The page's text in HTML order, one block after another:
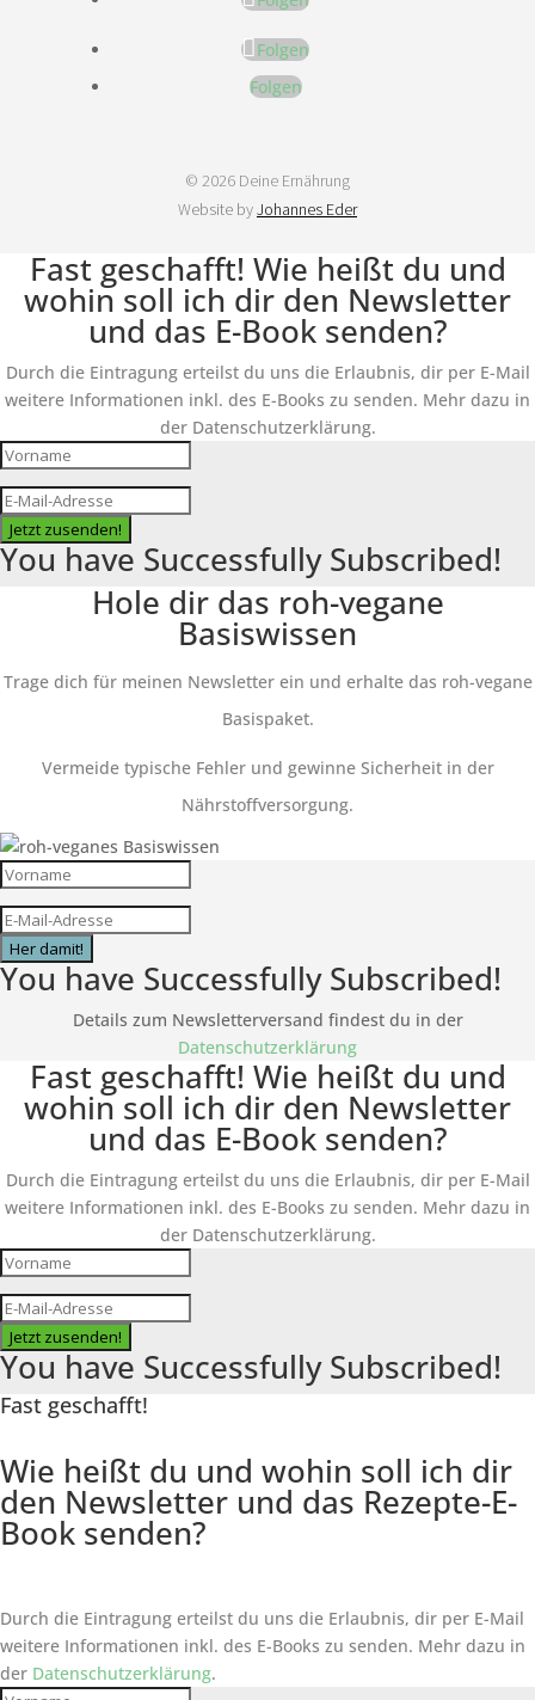
Folgen
Folgen
© 2026 Deine Ernährung
Website byJohannes Eder
Fast geschafft! Wie heißt du und
wohin soll ich dir den Newsletter
und das E-Book senden?
Durch die Eintragung erteilst du uns die Erlaubnis, dir per E-Mail
weitere Informationen inkl. des E-Books zu senden. Mehr dazu in
der Datenschutzerklärung.
Jetzt zusenden!
You have Successfully Subscribed!
Hole dir das roh-vegane
Basiswissen
Trage dich für meinen Newsletter ein und erhalte das roh-vegane
Basispaket.
Vermeide typische Fehler und gewinne Sicherheit in der
Nährstoffversorgung.
Her damit!
You have Successfully Subscribed!
Details zum Newsletterversand findest du in der
Datenschutzerklärung
Fast geschafft! Wie heißt du und
wohin soll ich dir den Newsletter
und das E-Book senden?
Durch die Eintragung erteilst du uns die Erlaubnis, dir per E-Mail
weitere Informationen inkl. des E-Books zu senden. Mehr dazu in
der Datenschutzerklärung.
Jetzt zusenden!
You have Successfully Subscribed!
Fast geschafft!
Wie heißt du und wohin soll ich dir
den Newsletter und das Rezepte-E-
Book senden?
Durch die Eintragung erteilst du uns die Erlaubnis, dir per E-Mail
weitere Informationen inkl. des E-Books zu senden. Mehr dazu in
der Datenschutzerklärung.